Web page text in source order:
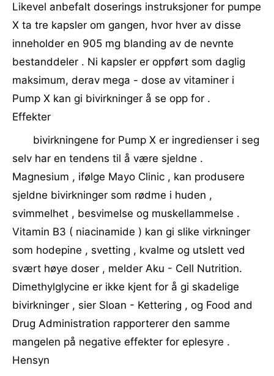
Likevel anbefalt doserings instruksjoner for pumpe
X ta tre kapsler om gangen, hvor hver av disse
inneholder en 905 mg blanding av de nevnte
bestanddeler . Ni kapsler er oppført som daglig
maksimum, derav mega - dose av vitaminer i
Pump X kan gi bivirkninger å se opp for .
Effekter
bivirkningene for Pump X er ingredienser i seg
selv har en tendens til å være sjeldne .
Magnesium , ifølge Mayo Clinic , kan produsere
sjeldne bivirkninger som rødme i huden ,
svimmelhet , besvimelse og muskellammelse .
Vitamin B3 ( niacinamide ) kan gi slike virkninger
som hodepine , svetting , kvalme og utslett ved
svært høye doser , melder Aku - Cell Nutrition.
Dimethylglycine er ikke kjent for å gi skadelige
bivirkninger , sier Sloan - Kettering , og Food and
Drug Administration rapporterer den samme
mangelen på negative effekter for eplesyre .
Hensyn